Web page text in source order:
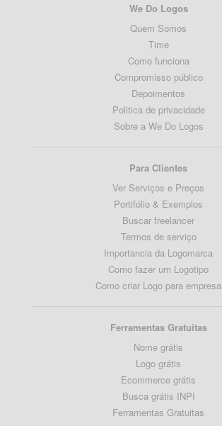
We Do Logos
Quem Somos
Time
Como funciona
Compromisso público
Depoimentos
Politica de privacidade
Sobre a We Do Logos
Para Clientes
Ver Serviços e Preços
Portifólio & Exemplos
Buscar freelancer
Termos de serviço
Importancia da Logomarca
Como fazer um Logotipo
Como criar Logo para empresa
Ferramentas Gratuitas
Nome grátis
Logo grátis
Ecommerce grátis
Busca grátis INPI
Ferramentas Gratuitas